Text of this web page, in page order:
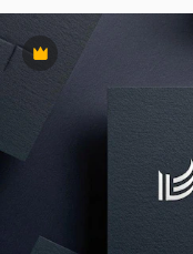
Premium